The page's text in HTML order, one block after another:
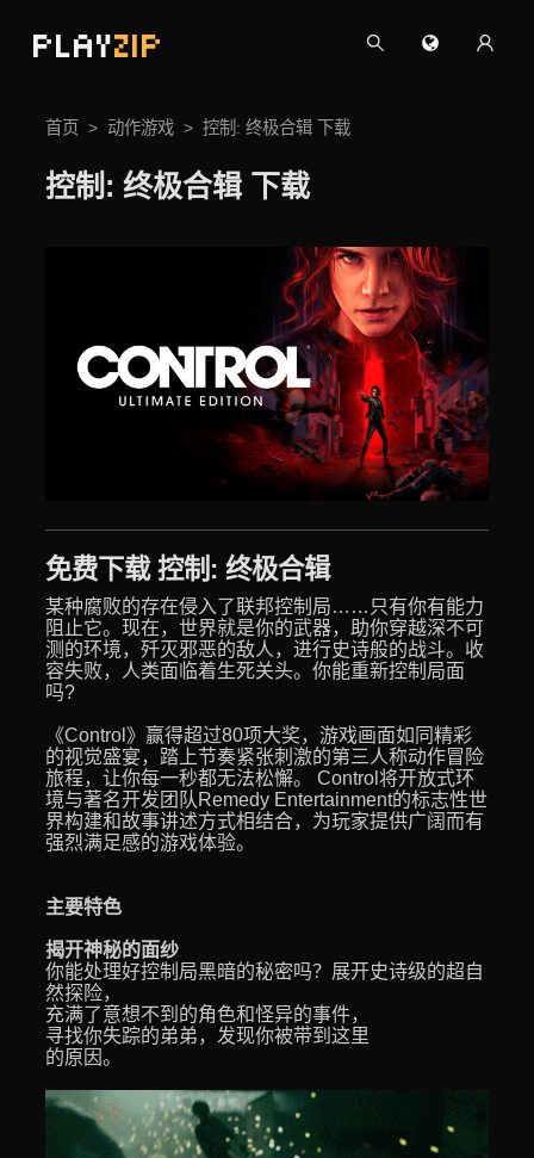
PLAYZIP
首页 动作游戏 控制: 终极合辑 下载
控制: 终极合辑 下载
免费下载 控制: 终极合辑
某种腐败的存在侵入了联邦控制局……只有你有能力
阻止它。现在，世界就是你的武器，助你穿越深不可
测的环境，歼灭邪恶的敌人，进行史诗般的战斗。收
容失败，人类面临着生死关头。你能重新控制局面
吗?
《Control》赢得超过80项大奖，游戏画面如同精彩
的视觉盛宴，踏上节奏紧张刺激的第三人称动作冒险
旅程，让你每一秒都无法松懈。 Control将开放式环
境与著名开发团队Remedy Entertainment的标志性世
界构建和故事讲述方式相结合，为玩家提供广阔而有
强烈满足感的游戏体验。
主要特色
揭开神秘的面纱
你能处理好控制局黑暗的秘密吗？展开史诗级的超自
然探险，
充满了意想不到的角色和怪异的事件，
寻找你失踪的弟弟，发现你被带到这里
的原因。